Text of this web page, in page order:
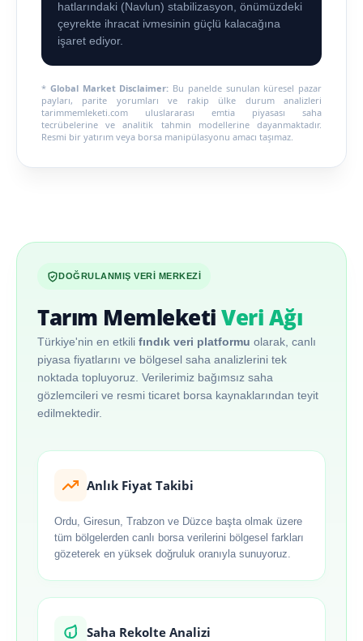
hatlarındaki (Navlun) stabilizasyon, önümüzdeki
çeyrekte ihracat ivmesinin güçlü kalacağına
işaret ediyor.
* Global Market Disclaimer: Bu panelde sunulan küresel pazar
payları, parite yorumları ve rakip ülke durum analizleri
tarimmemleketi.com uluslararası emtia piyasası saha
tecrübelerine ve analitik tahmin modellerine dayanmaktadır.
Resmi bir yatırım veya borsa manipülasyonu amacı taşımaz.
DOĞRULANMIŞ VERİ MERKEZİ
Tarım MemleketiVeri Ağı
Türkiye'nin en etkili fındık veri platformu olarak, canlı
piyasa fiyatlarını ve bölgesel saha analizlerini tek
noktada topluyoruz. Verilerimiz bağımsız saha
gözlemcileri ve resmi ticaret borsa kaynaklarından teyit
edilmektedir.
Anlık Fiyat Takibi
Ordu, Giresun, Trabzon ve Düzce başta olmak üzere
tüm bölgelerden canlı borsa verilerini bölgesel farkları
gözeterek en yüksek doğruluk oranıyla sunuyoruz.
Saha Rekolte Analizi